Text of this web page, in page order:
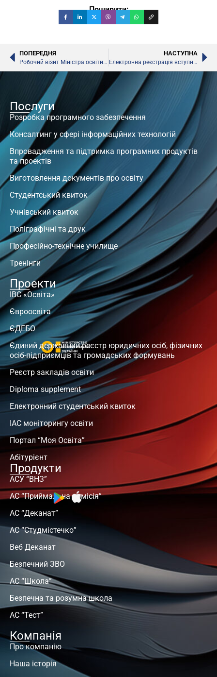
Поширити:
ПОПЕРЕДНЯ
Робочий візит Міністра освіти і науки у США
НАСТУПНА
Електронна реєстрація вступників до вузів
Послуги
Розробка програмного забезпечення
Консалтинг у сфері інформаційних технологій
Впровадження та підтримка програмних продуктів
та проектів
Виготовлення документів про освіту
Студентський квиток
Учнівський квиток
Поліграфічні та друк
Професійно-технічне училище
Тренінги
Проекти
ІВС «Освіта»
Євроосвіта
ЄДЕБО
Єдиний державний реєстр юридичних осіб, фізичних
осіб-підприємців та громадських формувань
Реєстр закладів освіти
Diploma supplement
Електронний студентський квиток
ІАС моніторингу освіти
Портал “Моя Освіта”
Абітурієнт
Продукти
АСУ “ВНЗ”
АС “Приймальна комісія”
АС “Деканат”
АС “Студмістечко”
Веб Деканат
Безпечний ЗВО
АС “Школа”
Безпечна та розумна школа
АС “Тест”
Компанія
Про компанію
Наша історія